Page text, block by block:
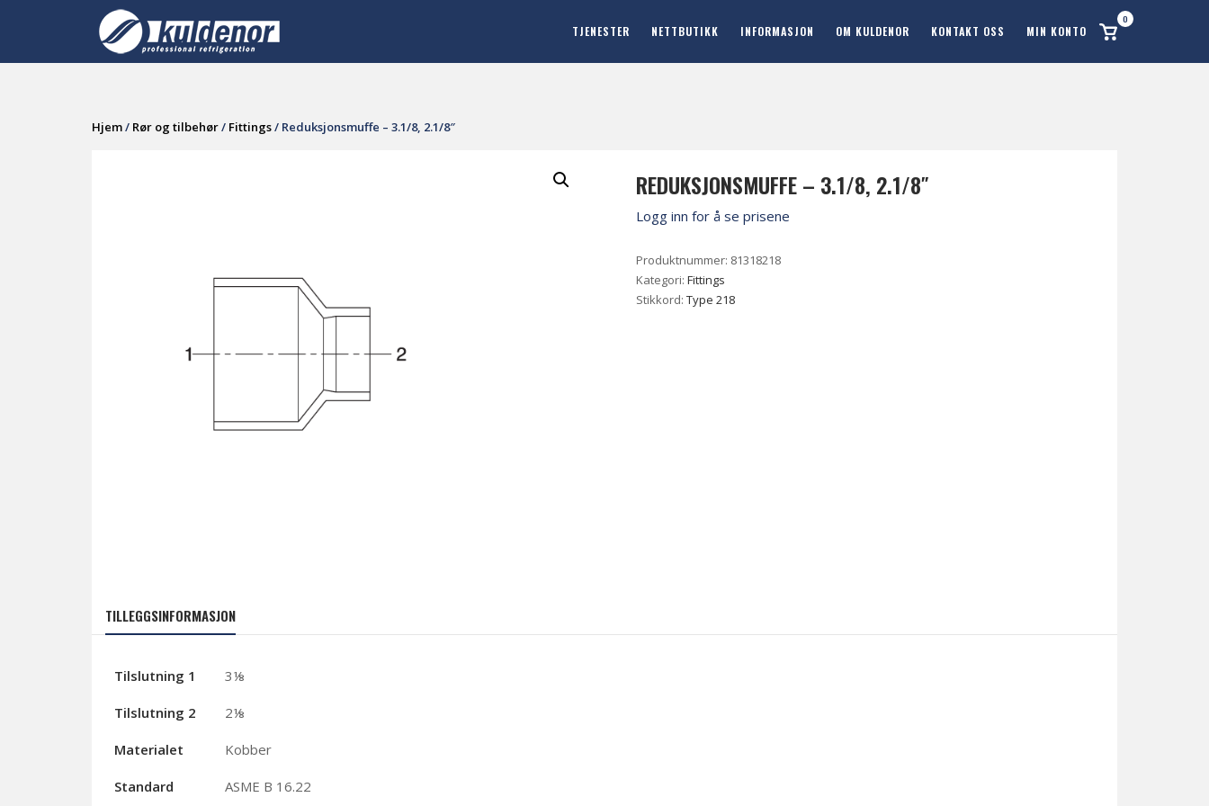
TJENESTER NETTBUTIKK INFORMASJON OM KULDENOR KONTAKT OSS MIN KONTO
Se 0
Hjem/ Rør og tilbehør/ Fittings/ Reduksjonsmuffe – 3.1/8, 2.1/8″
REDUKSJONSMUFFE – 3.1/8, 2.1/8″
Logg inn for å se prisene
Produktnummer: 81318218
Kategori:Fittings
Stikkord:Type 218
TILLEGGSINFORMASJON
Tilslutning 1 3⅛
Tilslutning 2 2⅛
Materialet Kobber
Standard ASME B 16.22